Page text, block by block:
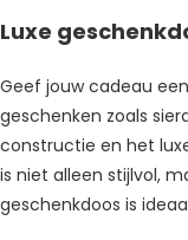
Luxe
Geef jouw cadeau
geschenken zoals
constructie en het
is niet alleen stijlvol,
geschenkdoos is